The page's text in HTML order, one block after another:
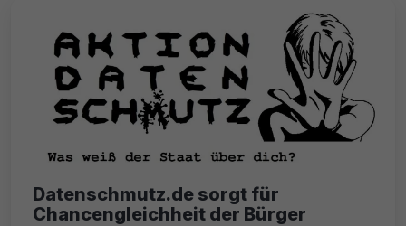
Datenschmutz.de sorgt für
Chancengleichheit der Bürger